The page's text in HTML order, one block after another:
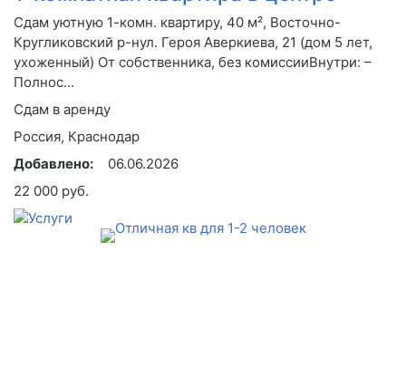
Сдам уютную 1-комн. квартиру, 40 м², Восточно-
Кругликовский р-нул. Героя Аверкиева, 21 (дом 5 лет,
ухоженный) От собственника, без комиссииВнутри: –
Полнос...
Сдам в аренду
Россия, Краснодар
Добавлено:
06.06.2026
22 000 руб.